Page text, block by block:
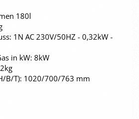
180l
1N AC 230V/50HZ - 0,32kW -
in kW: 8kW
B/T): 1020/700/763 mm